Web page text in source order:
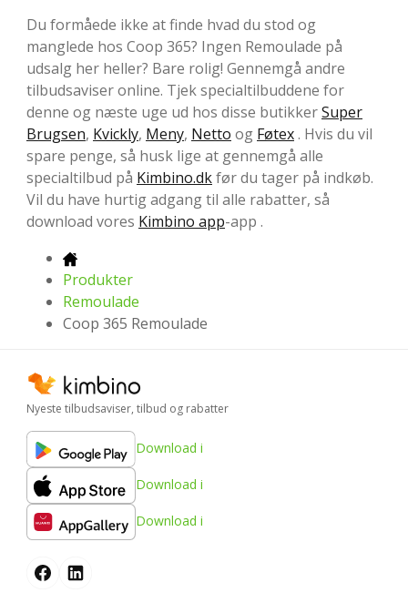
Du formåede ikke at finde hvad du stod og
manglede hos Coop 365? Ingen Remoulade på
udsalg her heller? Bare rolig! Gennemgå andre
tilbudsaviser online. Tjek specialtilbuddene for
denne og næste uge ud hos disse butikkerSuper
Brugsen, Kvickly, Meny, Netto og Føtex. Hvis du vil
spare penge, så husk lige at gennemgå alle
specialtilbud på Kimbino.dkfør du tager på indkøb.
Vil du have hurtig adgang til alle rabatter, så
download vores Kimbino app-app .
Produkter
Remoulade
Coop 365 Remoulade
Nyeste tilbudsaviser, tilbud og rabatter
Download i
Download i
Download i